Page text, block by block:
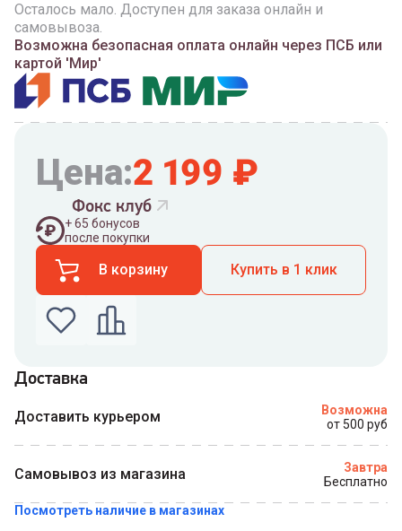
Осталось мало. Доступен для заказа онлайн и
самовывоза.
Возможна безопасная оплата онлайн через ПСБ или
картой 'Мир'
Цена:2 199 ₽
Фокс клуб
+65 бонусов
после покупки
В корзину Купить в 1 клик
связаться с вами
Доставка
Доставить курьером
Возможна
от 500 руб
Самовывоз из магазина
Завтра
Бесплатно
Посмотреть наличие в магазинах